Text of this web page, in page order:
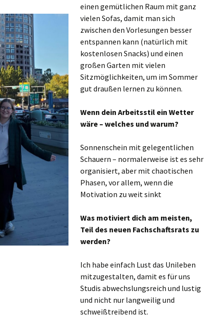
einen gemütlichen Raum mit ganz
vielen Sofas, damit man sich
zwischen den Vorlesungen besser
entspannen kann (natürlich mit
kostenlosen Snacks) und einen
großen Garten mit vielen
Sitzmöglichkeiten, um im Sommer
gut draußen lernen zu können.
Wenn dein Arbeitsstil ein Wetter
wäre – welches und warum?
Sonnenschein mit gelegentlichen
Schauern – normalerweise ist es sehr
organisiert, aber mit chaotischen
Phasen, vor allem, wenn die
Motivation zu weit sinkt
Was motiviert dich am meisten,
Teil des neuen Fachschaftsrats zu
werden?
Ich habe einfach Lust das Unileben
mitzugestalten, damit es für uns
Studis abwechslungsreich und lustig
und nicht nur langweilig und
schweißtreibend ist.